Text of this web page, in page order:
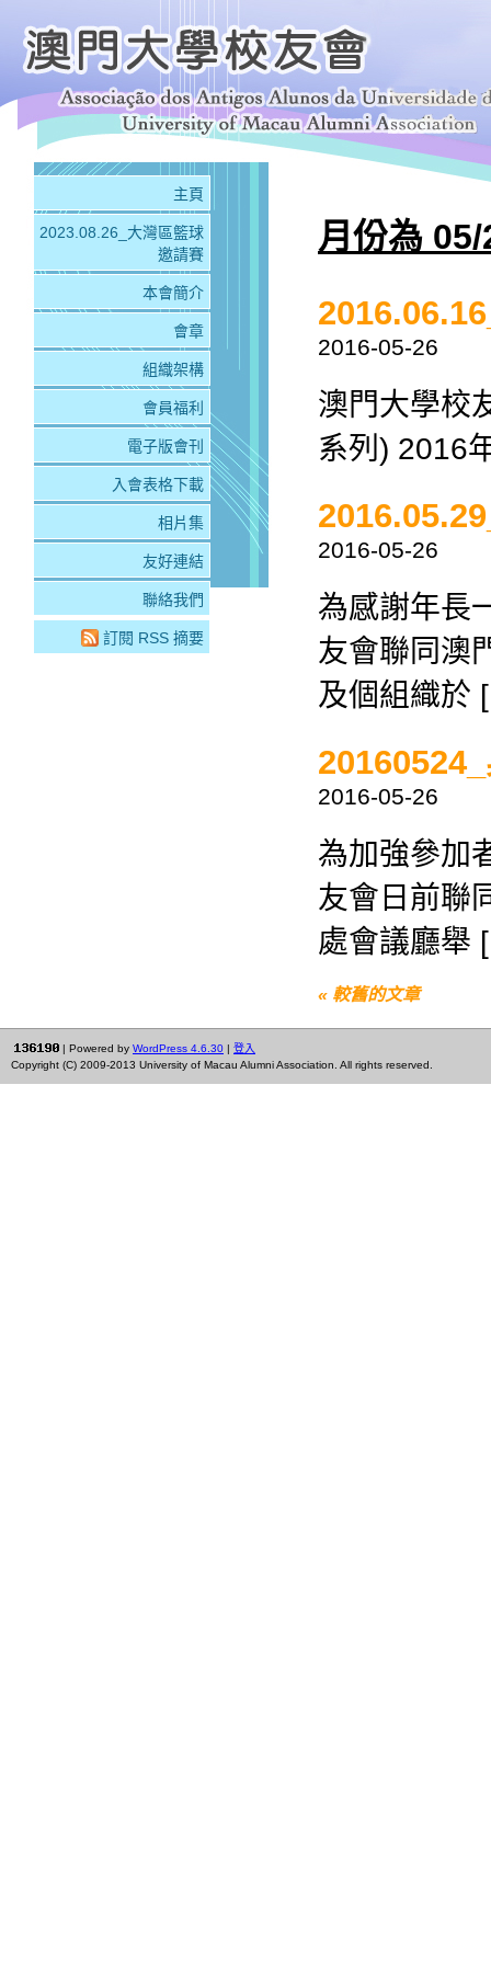
月份為
2016-05-26
澳門大學校
系列) 2016
2016-05-26
為感謝年長
友會聯同澳
及個組織於
2016-05-26
為加強參加
友會日前聯
處會議廳舉
« 較舊的文章
主頁
2023.08.26_大灣區籃球
邀請賽
本會簡介
會章
組織架構
會員福利
電子版會刊
入會表格下載
相片集
友好連結
聯絡我們
訂閱 RSS 摘要
| Powered by WordPress 4.6.30
登入
Copyright (C) 2009-2013 University of Macau Alumni Association. All rights reserved.